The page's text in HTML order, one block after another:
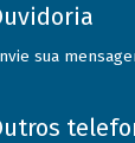
sua